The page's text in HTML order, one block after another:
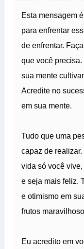
Esta mensagem
para enfrentar
de enfrentar.
que você
sua mente
Acredite no
em sua mente.
Tudo que uma
capaz de
vida só você
e seja mais feliz.
e otimismo em
frutos
Eu acredito em